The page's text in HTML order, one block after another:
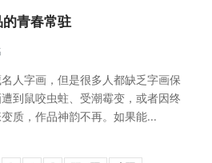
青春常驻
人字画，但是很多人都缺乏字画保
到鼠咬虫蛀、受潮霉变，或者因终
质，作品神韵不再。如果能...